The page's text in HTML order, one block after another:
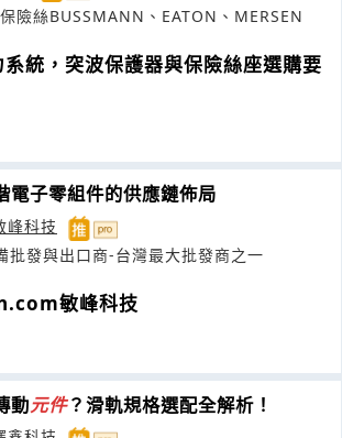
險絲BUSSMANN、EATON、MERSEN
統，突波保護器與保險絲座選購要
電子零組件的供應鏈佈局
峰科技
批發與出口商-台灣最大批發商之一
敏峰科技
動元件？滑軌規格選配全解析！